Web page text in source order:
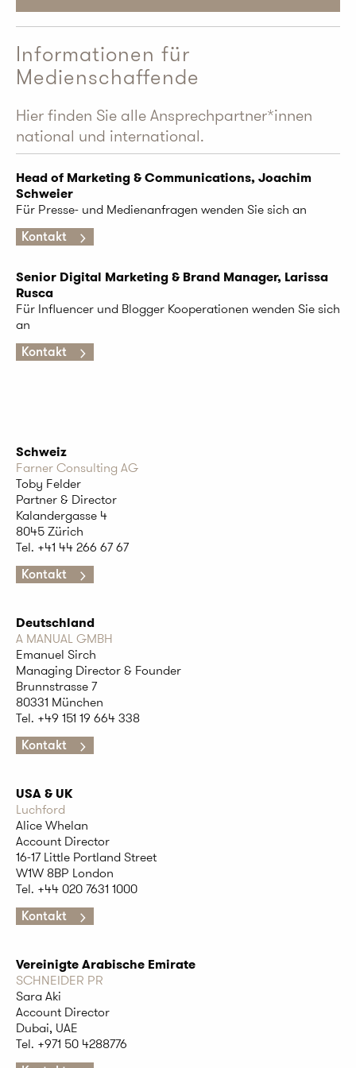
Informationen für
Medienschaﬀende
Hier finden Sie alle Ansprechpartner*innen
national und international.
Head of Marketing & Communications, Joachim
Schweier
Für Presse- und Medienanfragen wenden Sie sich an
Kontakt
Senior Digital Marketing & Brand Manager, Larissa
Rusca
Für Influencer und Blogger Kooperationen wenden Sie sich
an
Kontakt
Schweiz
Farner Consulting AG
Toby Felder
Partner & Director
Kalandergasse 4
8045 Zürich
Tel. +41 44 266 67 67
Kontakt
Deutschland
A MANUAL GMBH
Emanuel Sirch
Managing Director & Founder
Brunnstrasse 7
80331 München
Tel. +49 151 19 664 338
Kontakt
USA & UK
Luchford
Alice Whelan
Account Director
16-17 Little Portland Street
W1W 8BP London
Tel. +44 020 7631 1000
Kontakt
Vereinigte Arabische Emirate
SCHNEIDER PR
Sara Aki
Account Director
Dubai, UAE
Tel. +971 50 4288776